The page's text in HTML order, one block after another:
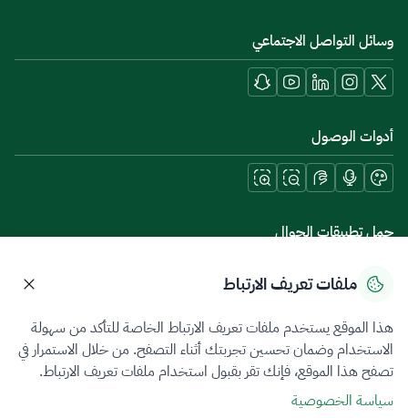
وسائل التواصل الاجتماعي
أدوات الوصول
حمل تطبيقات الجوال
سياسة الخصوصيةشروط الاستخدامخريطة الموقع
جميع الحقوق محفوظة 2026 © ZATCA.GOV.SA
تم تطويره وصيانته بواسطة هيئة الزكاة والضريبة والجمارك
ملفات تعريف الارتباط
هذا الموقع يستخدم ملفات تعريف الارتباط الخاصة للتأكد من سهولة
الاستخدام وضمان تحسين تجربتك أثناء التصفح. من خلال الاستمرار في
تصفح هذا الموقع، فإنك تقر بقبول استخدام ملفات تعريف الارتباط.
سياسة الخصوصية